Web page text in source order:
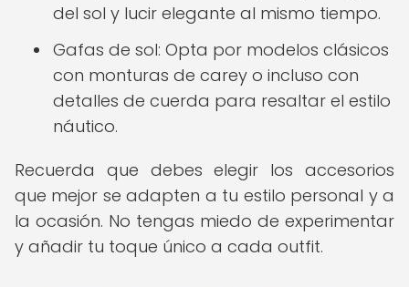
del sol y lucir elegante al mismo tiempo.
Gafas de sol: Opta por modelos clásicos
con monturas de carey o incluso con
detalles de cuerda para resaltar el estilo
náutico.
Recuerda que debes elegir los accesorios
que mejor se adapten a tu estilo personal y a
la ocasión. No tengas miedo de experimentar
y añadir tu toque único a cada outfit.